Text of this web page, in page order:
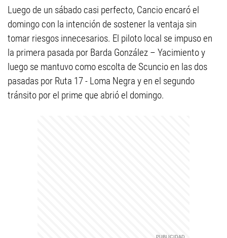
Luego de un sábado casi perfecto, Cancio encaró el
domingo con la intención de sostener la ventaja sin
tomar riesgos innecesarios. El piloto local se impuso en
la primera pasada por Barda González – Yacimiento y
luego se mantuvo como escolta de Scuncio en las dos
pasadas por Ruta 17 - Loma Negra y en el segundo
tránsito por el prime que abrió el domingo.